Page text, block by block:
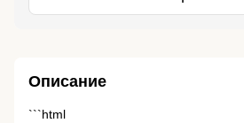
Описание
```html